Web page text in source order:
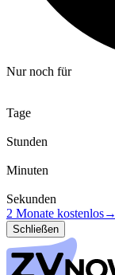
Nur noch für
Tage
Stunden
Minuten
Sekunden
2 Monate kostenlos→
Schließen